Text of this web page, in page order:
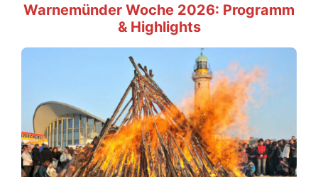
Warnemünder Woche 2026: Programm
& Highlights